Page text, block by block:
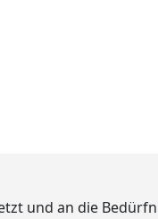
und an die